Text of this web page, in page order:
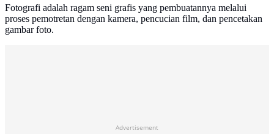
Fotografi adalah ragam seni grafis yang pembuatannya melalui
proses pemotretan dengan kamera, pencucian film, dan pencetakan
gambar foto.
Advertisement